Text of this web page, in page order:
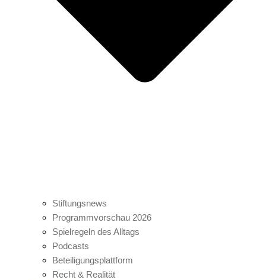
Stiftungsnews
Programmvorschau 2026
Spielregeln des Alltags
Podcasts
Beteiligungsplattform
Recht & Realität